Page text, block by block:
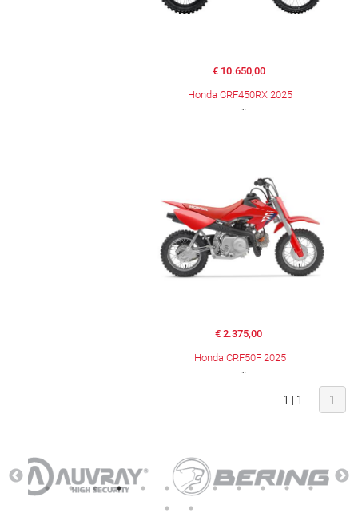
€ 10.650,00
Honda CRF450RX 2025
€ 2.375,00
Honda CRF50F 2025
1 | 1 1